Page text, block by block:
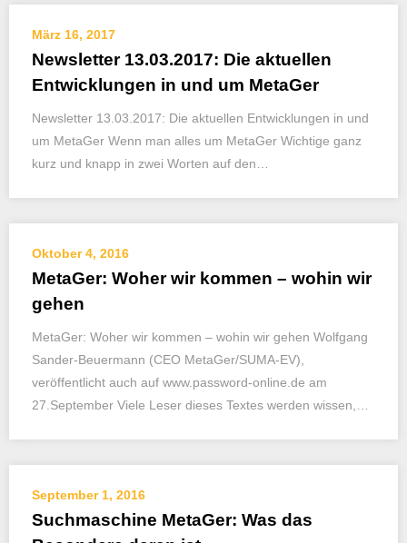
März 16, 2017
Newsletter 13.03.2017: Die aktuellen
Entwicklungen in und um MetaGer
Newsletter 13.03.2017: Die aktuellen Entwicklungen in und
um MetaGer Wenn man alles um MetaGer Wichtige ganz
kurz und knapp in zwei Worten auf den…
Oktober 4, 2016
MetaGer: Woher wir kommen – wohin wir
gehen
MetaGer: Woher wir kommen – wohin wir gehen Wolfgang
Sander-Beuermann (CEO MetaGer/SUMA-EV),
veröffentlicht auch auf www.password-online.de am
27.September Viele Leser dieses Textes werden wissen,…
September 1, 2016
Suchmaschine MetaGer: Was das